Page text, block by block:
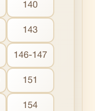
140
143
146-147
151
154